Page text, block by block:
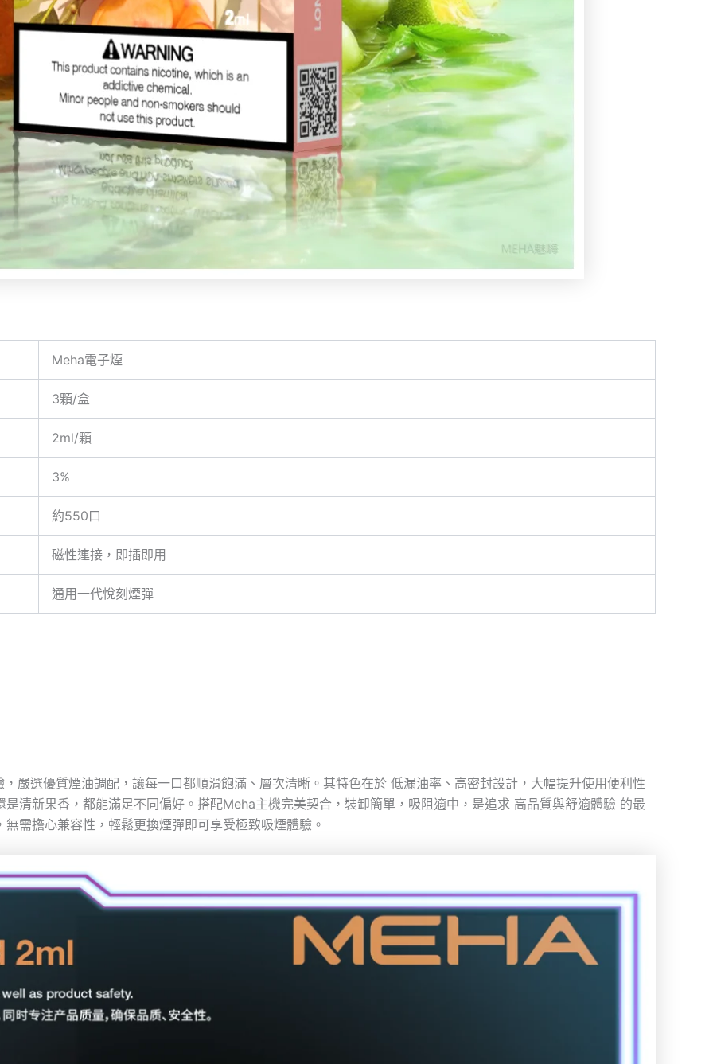
Meha電子煙
3顆/盒
2ml/顆
3%
約550口
磁性連接，即插即用
通用一代悅刻煙彈
嚴選優質煙油調配，讓每一口都順滑飽滿、層次清晰。其特色在於 低漏油率、高密封設計，大幅提升使用便利性
清新果香，都能滿足不同偏好。搭配Meha主機完美契合，裝卸簡單，吸阻適中，是追求 高品質與舒適體驗 的最
需擔心兼容性，輕鬆更換煙彈即可享受極致吸煙體驗。